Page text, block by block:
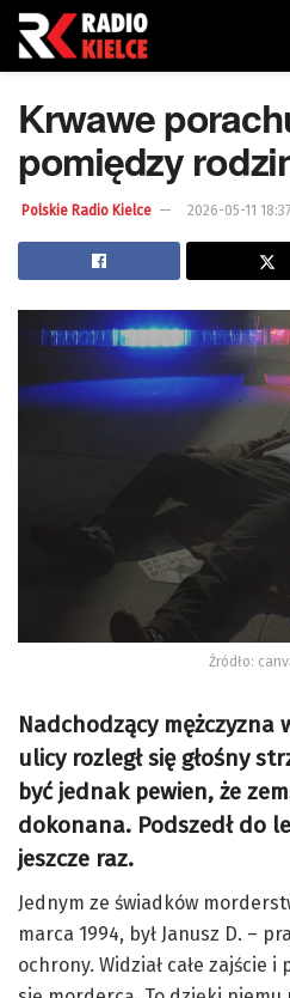
Krwawe
pomiędzy
Polskie Radio Kielce 2026-05-11 18:37
Źródło:
Nadchodzący mężczyzna
ulicy rozległ się głośny
być jednak pewien, że
dokonana. Podszedł do
jeszcze raz.
Jednym ze świadków
marca 1994, był Janusz D. –
ochrony. Widział całe zajście i